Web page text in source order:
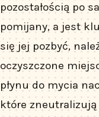
pozostałością po
pomijany, a jest
się jej pozbyć,
oczyszczone
płynu do mycia
które